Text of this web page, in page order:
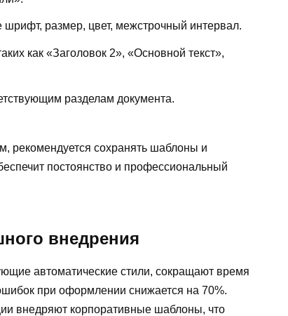
шрифт, размер, цвет, межстрочный интервал.
как «Заголовок 2», «Основной текст»,
разделам документа.
рекомендуется сохранять шаблоны и
постоянство и профессиональный
внедрения
автоматические стили, сокращают время
при оформлении снижается на 70%.
внедряют корпоративные шаблоны, что